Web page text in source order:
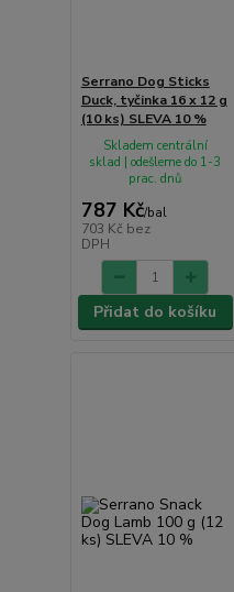
Serrano Dog Sticks
Duck, tyčinka 16 x 12 g
(10 ks) SLEVA 10 %
787 Kč/bal
703 Kč bez
DPH
Skladem centrální
sklad | odešleme do 1-3
prac. dnů
Přidat do košíku